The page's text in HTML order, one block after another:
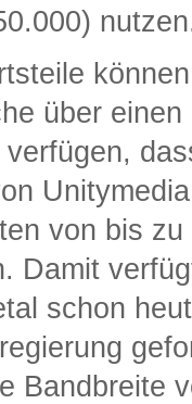
über einen
von bis
Damit
schon
Bandbreite